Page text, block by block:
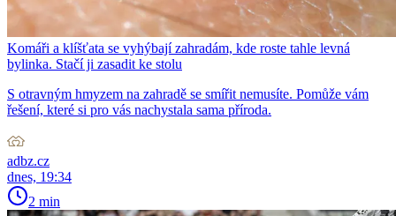
Komáři a klíšťata se vyhýbají zahradám, kde roste tahle levná
bylinka. Stačí ji zasadit ke stolu
S otravným hmyzem na zahradě se smířit nemusíte. Pomůže vám
řešení, které si pro vás nachystala sama příroda.
adbz.cz
dnes, 19:34
2 min